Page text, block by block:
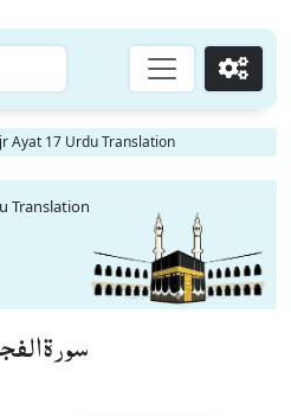
Go
Ayat 17 Urdu Translation
Translation
سورة